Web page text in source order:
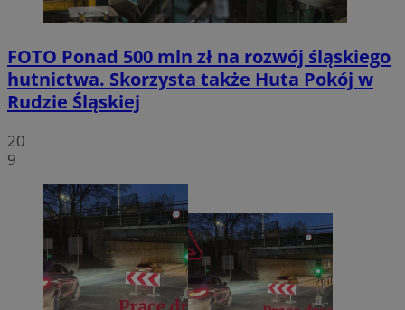
FOTO Ponad 500 mln zł na rozwój śląskiego
hutnictwa. Skorzysta także Huta Pokój w
Rudzie Śląskiej
20
9